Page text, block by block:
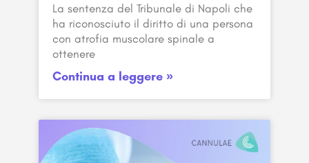
La sentenza del Tribunale di Napoli che
ha riconosciuto il diritto di una persona
con atrofia muscolare spinale a
ottenere
Continua a leggere »